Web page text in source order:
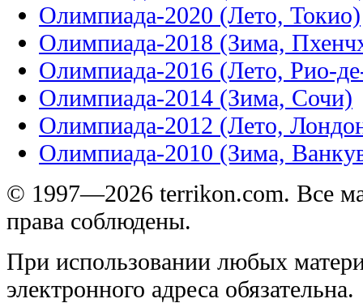
Олимпиада-2020 (Лето, Токио)
Олимпиада-2018 (Зима,
Олимпиада-2016 (Лето, Рио-
Олимпиада-2014 (Зима, Сочи)
Олимпиада-2012 (Лето,
Олимпиада-2010 (Зима,
© 1997—2026 terrikon.com. Все
права соблюдены.
При использовании любых
электронного адреса обязательна.